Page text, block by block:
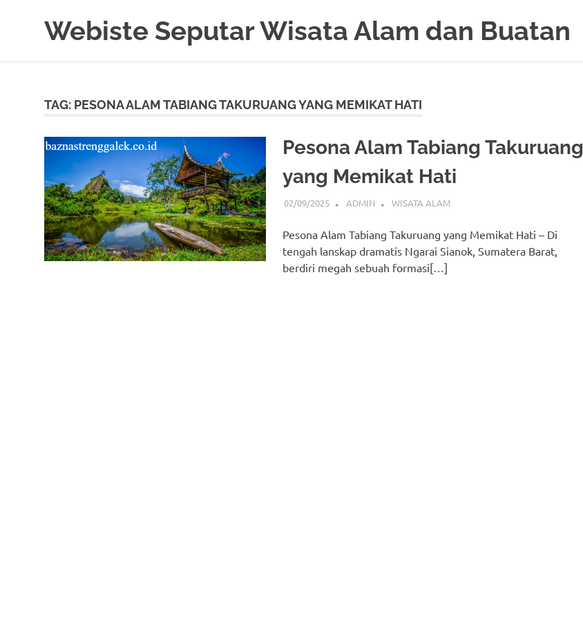
Webiste Seputar Wisata Alam dan Buatan
TAG: PESONA ALAM TABIANG TAKURUANG YANG MEMIKAT HATI
Pesona Alam Tabiang Takuruang
yang Memikat Hati
02/09/2025 ADMIN WISATA ALAM
Pesona Alam Tabiang Takuruang yang Memikat Hati – Di
tengah lanskap dramatis Ngarai Sianok, Sumatera Barat,
berdiri megah sebuah formasi[…]